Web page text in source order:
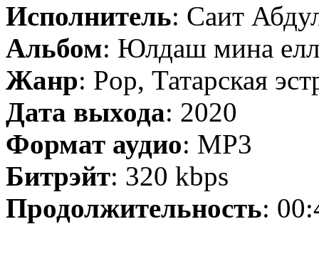
Исполнитель: Саит
Альбом: Юлдаш мина
Жанр: Pop, Татарская
Дата выхода: 2020
Формат аудио: MP3
Битрэйт: 320 kbps
Продолжительность: